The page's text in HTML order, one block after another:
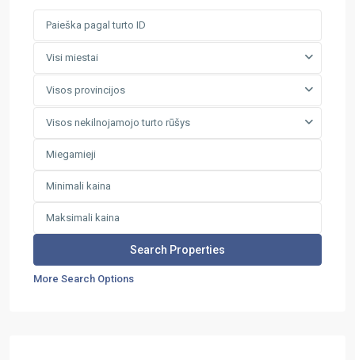
Visi miestai
Visos provincijos
Visos nekilnojamojo turto rūšys
More Search Options